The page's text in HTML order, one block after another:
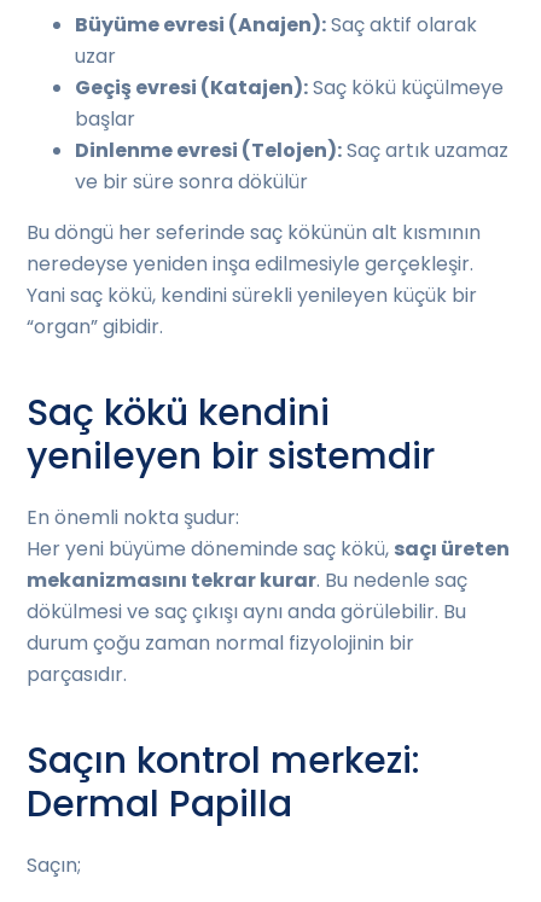
Büyüme evresi (Anajen):Saç aktif olarak
uzar
Geçiş evresi (Katajen):Saç kökü küçülmeye
başlar
Dinlenme evresi (Telojen):Saç artık uzamaz
ve bir süre sonra dökülür
Bu döngü her seferinde saç kökünün alt kısmının
neredeyse yeniden inşa edilmesiyle gerçekleşir.
Yani saç kökü, kendini sürekli yenileyen küçük bir
“organ” gibidir.
Saç kökü kendini
yenileyen bir sistemdir
En önemli nokta şudur:
Her yeni büyüme döneminde saç kökü, saçı üreten
mekanizmasını tekrar kurar. Bu nedenle saç
dökülmesi ve saç çıkışı aynı anda görülebilir. Bu
durum çoğu zaman normal fizyolojinin bir
parçasıdır.
Saçın kontrol merkezi:
Dermal Papilla
Saçın;